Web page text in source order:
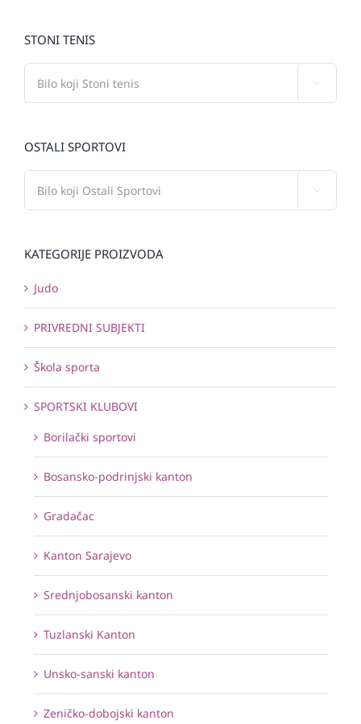
STONI TENIS
OSTALI SPORTOVI
KATEGORIJE PROIZVODA
Judo
PRIVREDNI SUBJEKTI
Škola sporta
SPORTSKI KLUBOVI
Borilački sportovi
Bosansko-podrinjski kanton
Gradačac
Kanton Sarajevo
Srednjobosanski kanton
Tuzlanski Kanton
Unsko-sanski kanton
Zeničko-dobojski kanton